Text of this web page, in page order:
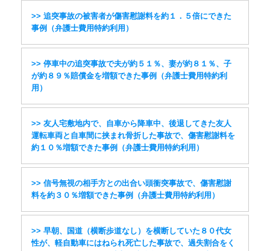
>> 追突事故の被害者が傷害慰謝料を約１．５倍にできた
事例（弁護士費用特約利用）
>> 停車中の追突事故で夫が約５１％、妻が約８１％、子
が約８９％賠償金を増額できた事例（弁護士費用特約利
用）
>> 友人宅敷地内で、自車から降車中、後退してきた友人
運転車両と自車間に挟まれ骨折した事故で、傷害慰謝料を
約１０％増額できた事例（弁護士費用特約利用）
>> 信号無視の相手方との出合い頭衝突事故で、傷害慰謝
料を約３０％増額できた事例（弁護士費用特約利用）
>> 早朝、国道（横断歩道なし）を横断していた８０代女
性が、軽自動車にはねられ死亡した事故で、過失割合をく